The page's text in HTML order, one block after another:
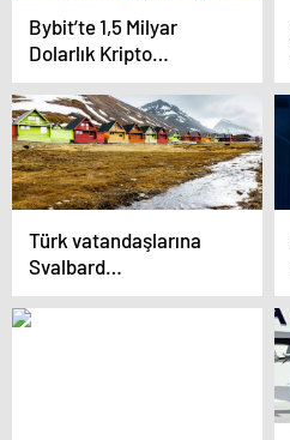
Bybit’te 1,5 Milyar
Dolarlık Kripto
Soygunu
Türk vatandaşlarına
Svalbard
takımadalarında mülk
edinme ve oturma